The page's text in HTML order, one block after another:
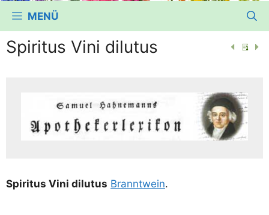
MENÜ
Spiritus Vini dilutus
Spi­ri­tus Vini dilutus Brannt­wein.